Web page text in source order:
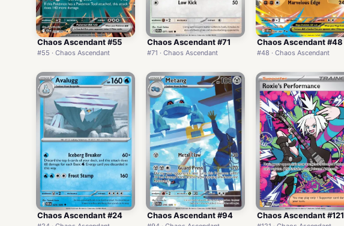
Chaos Ascendant #55
#55 · Chaos Ascendant
Chaos Ascendant #71
#71 · Chaos Ascendant
Chaos Ascendant #48
#48 · Chaos Ascendant
Chaos Ascendant #24 Chaos Ascendant #94 Chaos Ascendant #121